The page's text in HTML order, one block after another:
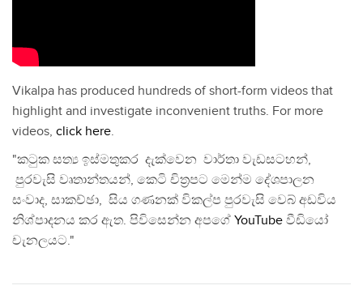
Vikalpa has produced hundreds of short-form videos that
highlight and investigate inconvenient truths. For more
videos, click here.
"කටුක සත්‍ය ඉස්මතුකර දැක්වෙන වාර්තා වැඩසටහන්,
පුරවැසි වෘතාන්තයන්, කෙටි චිත්‍රපට මෙන්ම දේශපාලන
සංවාද, සාකච්ඡා, සිය ගණනක් විකල්ප පුරවැසි වෙබ් අඩවිය
නිශ්පාදනය කර ඇත. පිවිසෙන්න අපගේ YouTube වීඩියෝ
චැනලයට."